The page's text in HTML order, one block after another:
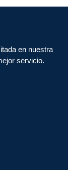
en nuestra
servicio.